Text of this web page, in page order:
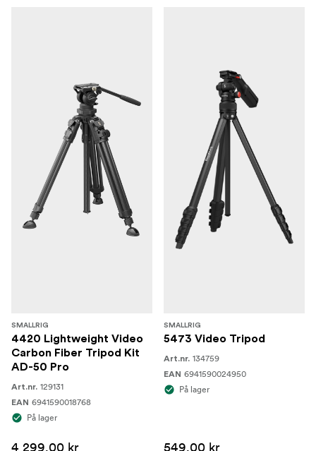
SMALLRIG
4420 Lightweight Video
Carbon Fiber Tripod Kit
AD-50 Pro
Art.nr. 129131
EAN 6941590018768
På lager
4 299,00 kr
SMALLRIG
5473 Video Tripod
Art.nr. 134759
EAN 6941590024950
På lager
549,00 kr